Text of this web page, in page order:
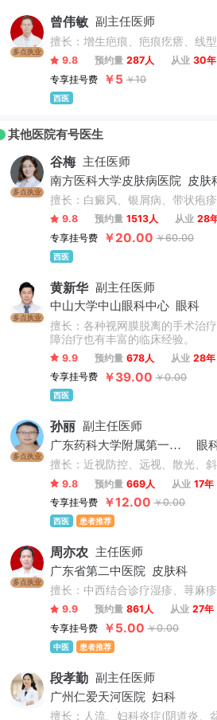
多点执业
曾伟敏 副主任医师
擅长：增生疤痕、疤痕疙瘩、线
9.8 预约量 287人 从业 30年
专享挂号费
￥5 ￥10
西医
其他医院有号医生
多点执业
谷梅 主任医师
南方医科大学皮肤病医院
皮肤
擅长：白癜风、银屑病、带状疱
9.8 预约量 1513人 从业 28
专享挂号费
￥20.00 ￥60.00
西医
多点执业
黄新华 副主任医师
中山大学中山眼科中心
眼科
擅长：各种视网膜脱离的手术治
障治疗也有丰富的临床经验。
9.9 预约量 678人 从业 28年
专享挂号费
￥39.00 ￥0.00
西医
多点执业
孙丽 副主任医师
广东药科大学附属第一医院
眼
擅长：近视防控、远视、散光、
9.8 预约量 669人 从业 17年
专享挂号费
￥12.00 ￥0.00
西医 患者推荐
多点执业
周亦农 主任医师
广东省第二中医院
皮肤科
擅长：中西结合诊疗湿疹、荨麻
9.9 预约量 861人 从业 27年
专享挂号费
￥5.00 ￥0.00
中医 患者推荐
段孝勤 副主任医师
广州仁爱天河医院 妇科
擅长：人流、妇科炎症(阴道炎、